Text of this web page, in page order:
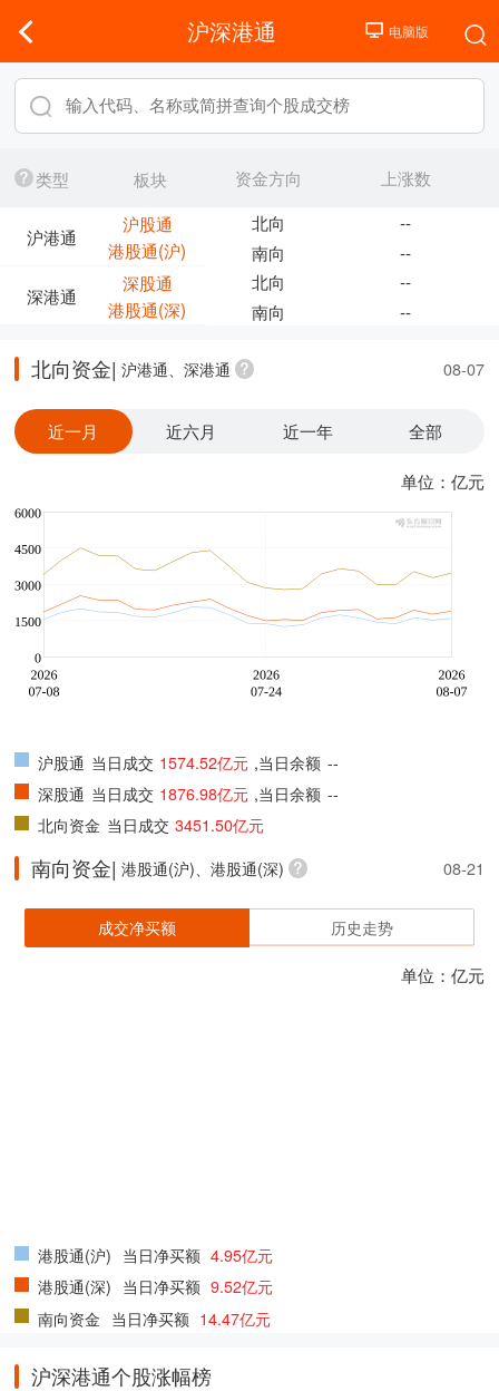
沪深港通
类型 板块
沪港通
沪股通
港股通(沪)
深港通
深股通
港股通(深)
资金方向
上涨数
北向
--
南向
--
北向
--
南向
--
北向资金| 沪港通、深港通 08-07
近一月 近六月 近一年 全部
单位：亿元
沪股通 当日成交 1574.52亿元 ,当日余额 --
深股通 当日成交 1876.98亿元 ,当日余额 --
北向资金 当日成交 3451.50亿元
南向资金| 港股通(沪)、港股通(深) 08-21
成交净买额 历史走势
单位：亿元
港股通(沪) 当日净买额 4.95亿元
港股通(深) 当日净买额 9.52亿元
南向资金 当日净买额 14.47亿元
沪深港通个股涨幅榜